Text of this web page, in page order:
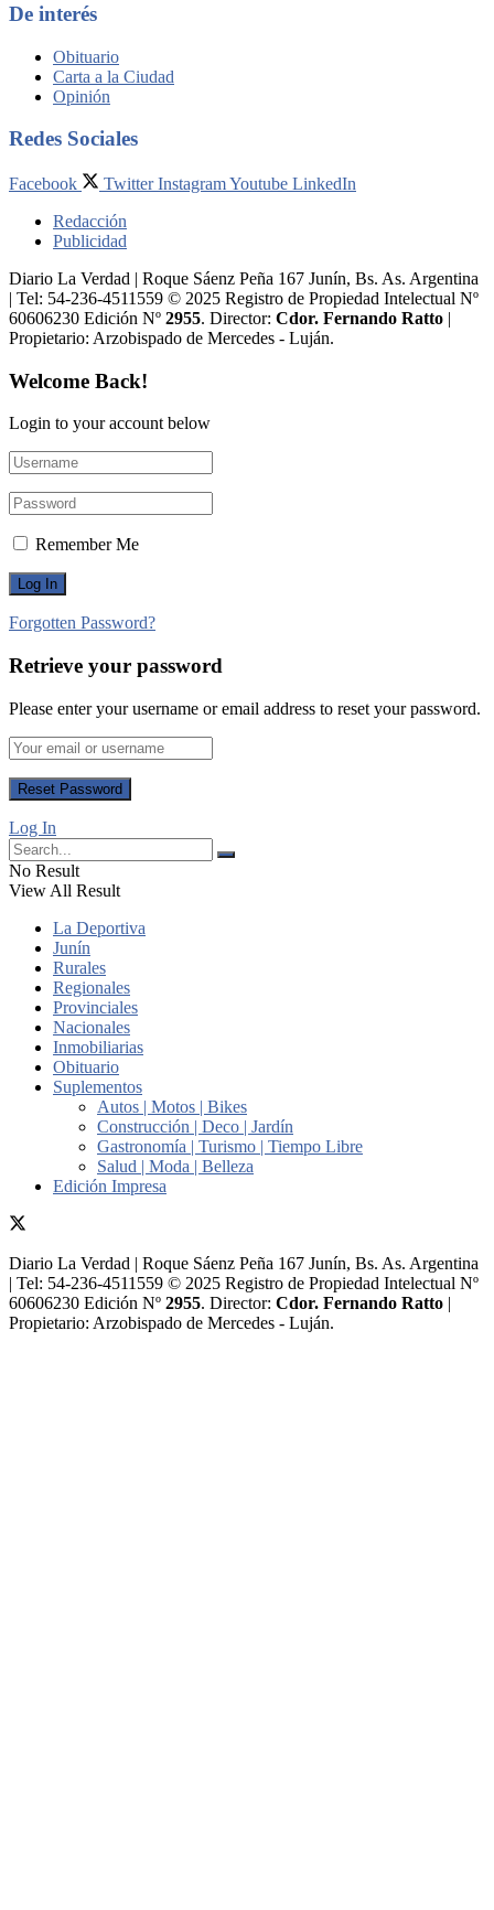
De interés
Obituario
Carta a la Ciudad
Opinión
Redes Sociales
Facebook Twitter InstagramYoutube LinkedIn
Redacción
Publicidad
Diario La Verdad | Roque Sáenz Peña 167 Junín, Bs. As. Argentina
| Tel: 54-236-4511559 © 2025 Registro de Propiedad Intelectual Nº
60606230 Edición Nº 2955. Director:​ Cdor. Fernando Ratto |
Propietario:​ Arzobispado de Mercedes - Luján.
Welcome Back!
Login to your account below
Remember Me
Forgotten Password?
Retrieve your password
Please enter your username or email address to reset your password.
Log In
No Result
View All Result
La Deportiva
Junín
Rurales
Regionales
Provinciales
Nacionales
Inmobiliarias
Obituario
Suplementos
Autos | Motos | Bikes
Construcción | Deco | Jardín
Gastronomía | Turismo | Tiempo Libre
Salud | Moda | Belleza
Edición Impresa
Diario La Verdad | Roque Sáenz Peña 167 Junín, Bs. As. Argentina
| Tel: 54-236-4511559 © 2025 Registro de Propiedad Intelectual Nº
60606230 Edición Nº 2955. Director:​ Cdor. Fernando Ratto |
Propietario:​ Arzobispado de Mercedes - Luján.